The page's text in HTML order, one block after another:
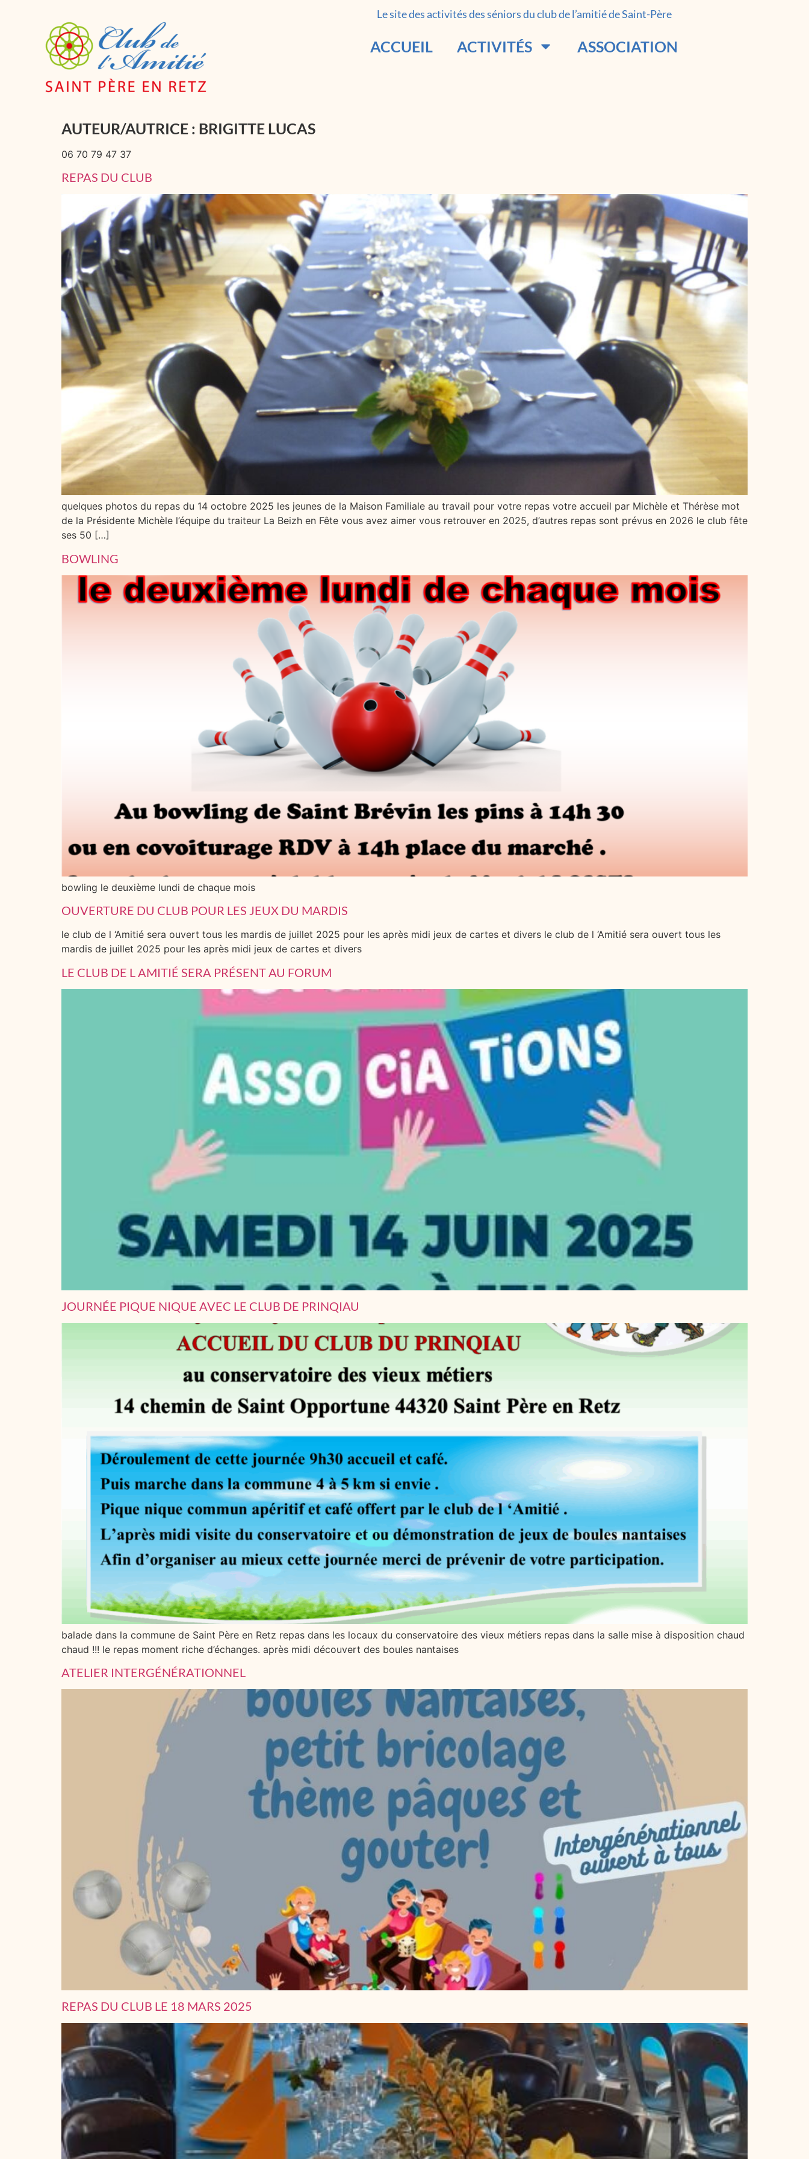
Le site des activités des séniors du club de l’amitié de Saint-Père
ACCUEIL ACTIVITÉS ASSOCIATION
AUTEUR/AUTRICE : BRIGITTE LUCAS
06 70 79 47 37
REPAS DU CLUB
quelques photos du repas du 14 octobre 2025 les jeunes de la Maison Familiale au travail pour votre repas votre accueil par Michèle et Thérèse mot
de la Présidente Michèle l’équipe du traiteur La Beizh en Fête vous avez aimer vous retrouver en 2025, d’autres repas sont prévus en 2026 le club fête
ses 50 […]
BOWLING
bowling le deuxième lundi de chaque mois
OUVERTURE DU CLUB POUR LES JEUX DU MARDIS
le club de l ‘Amitié sera ouvert tous les mardis de juillet 2025 pour les après midi jeux de cartes et divers le club de l ‘Amitié sera ouvert tous les
mardis de juillet 2025 pour les après midi jeux de cartes et divers
LE CLUB DE L AMITIÉ SERA PRÉSENT AU FORUM
JOURNÉE PIQUE NIQUE AVEC LE CLUB DE PRINQIAU
balade dans la commune de Saint Père en Retz repas dans les locaux du conservatoire des vieux métiers repas dans la salle mise à disposition chaud
chaud !!! le repas moment riche d’échanges. après midi découvert des boules nantaises
ATELIER INTERGÉNÉRATIONNEL
REPAS DU CLUB LE 18 MARS 2025